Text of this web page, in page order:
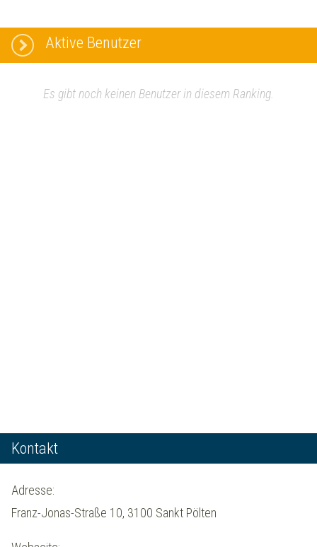
Aktive Benutzer
Es gibt noch keinen Benutzer in diesem Ranking.
Kontakt
Adresse:
Franz-Jonas-Straße 10, 3100 Sankt Pölten